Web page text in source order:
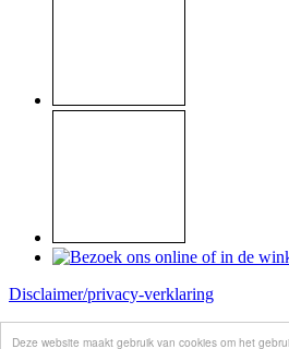
Deze website maakt gebruik van cookies om het
Disclaimer/privacy-verklaring